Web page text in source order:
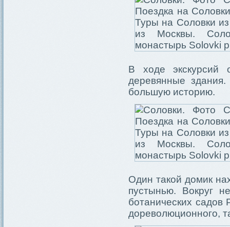
В ходе экскурсий
деревянные
большую историю.
Один такой домик
пустынью. Вокруг
ботанических садов
дореволюционного,